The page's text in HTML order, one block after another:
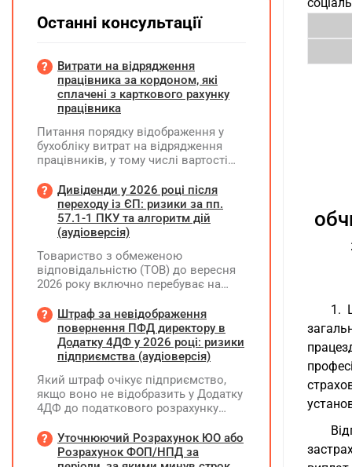
1.
Останні консультації
Витрати на відрядження
працівника за кордоном, які
сплачені з карткового рахунку
працівника
Питання порядку відображення у
бухобліку витрат на відрядження
працівників, у тому числі вартості
карткового рахунку працівника та
підтвердження таких операцій
первинними документами, належать
до компетенції Мінфіну
Дивіденди у 2026 році після
переходу із ЄП: ризики за пп.
57.1-1 ПКУ та алгоритм дій
(аудіоверсія)
Товариство з обмеженою
відповідальністю (ТОВ) до вересня
2026 року включно перебуває на
(єдиний податок, 3 група, ставка 5%,
неплатник ПДВ). З 1 жовтня 2026
року підприємство переходить на
загальну систему оподаткування
прибуток). За результатами
діяльності у періоді 2024–2025 років
(під час перебування на спрощеній
чистий прибуток, сума
нерозподіленого прибутку в балансі
Штраф за невідображення
повернення ПФД директору в
Додатку 4ДФ у 2026 році: ризики
підприємства (аудіоверсія)
Який штраф очікує підприємство,
якщо воно не відобразить у Додатку
4ДФ до податкового розрахунку
допомоги (ПФД) директору?
Уточнюючий Розрахунок ЮО або
Розрахунок ФОП/НПД за